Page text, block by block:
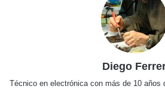
Diego
Técnico en electrónica con más de 10 años